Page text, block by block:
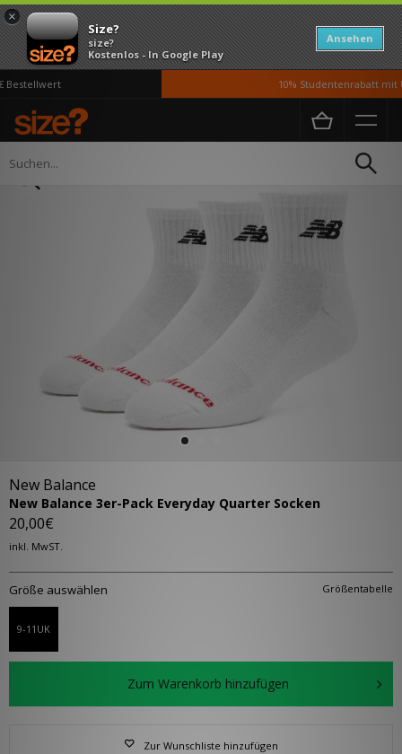
×
Size?
size?
Kostenlos - In Google Play
Ansehen
10% Studentenrabatt mit
Home Damen
New Balance
New Balance 3er-Pack Everyday Quarter Socken
20,00€
inkl. MwST.
Größentabelle
Größe auswählen
9-11UK
Zum Warenkorb hinzufügen
Zur Wunschliste hinzufügen